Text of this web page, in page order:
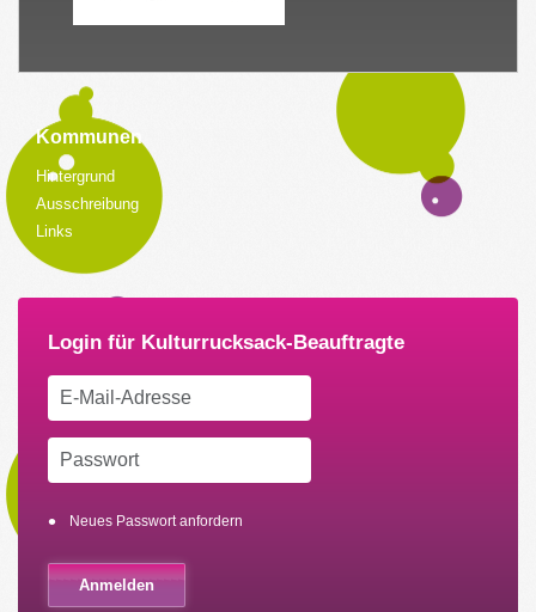
Kommunen
Hintergrund
Ausschreibung
Links
Neues Passwort anfordern